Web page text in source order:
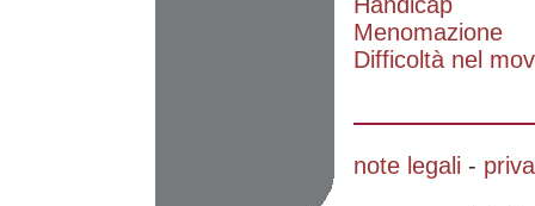
Menomazione
Difficoltà nel
note legali -